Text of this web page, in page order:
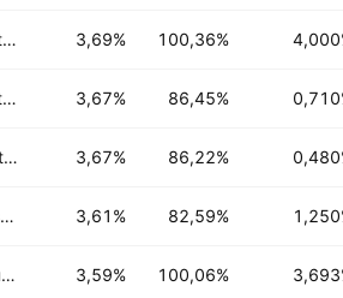
Deutsche Pfandbriefbank AG 4.0% 27-JAN-2028 3,69% 100,36%
Deutsche Pfandbriefbank AG 0.71% 10-SEP-2031 3,67% 86,45%
Deutsche Pfandbriefbank AG 0.48% 19-MAY-2031 3,67% 86,22%
Deutsche Pfandbriefbank AG 1.25% 20-APR-2035 3,61% 82,59%
Deutsche Pfandbriefbank AG 3.693% 19-APR-2027 3,59% 100,06%